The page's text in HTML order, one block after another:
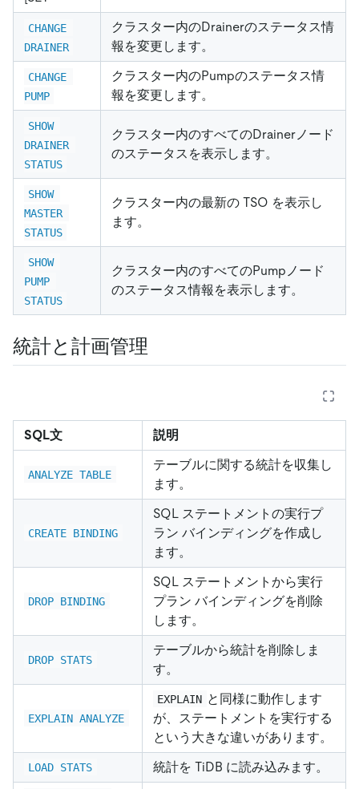
CHANGE
DRAINER
クラスター内のDrainerのステータス情
報を変更します。
CHANGE
PUMP
クラスター内のPumpのステータス情
報を変更します。
SHOW
DRAINER
STATUS
クラスター内のすべてのDrainerノード
のステータスを表示します。
SHOW
MASTER
STATUS
クラスター内の最新の TSO を表示し
ます。
SHOW
PUMP
STATUS
クラスター内のすべてのPumpノード
のステータス情報を表示します。
統計と計画管理
SQL文 説明
ANALYZE TABLE
テーブルに関する統計を収集し
ます。
CREATE BINDING
SQL ステートメントの実行プ
ラン バインディングを作成し
ます。
DROP BINDING
SQL ステートメントから実行
プラン バインディングを削除
します。
DROP STATS
テーブルから統計を削除しま
す。
EXPLAIN ANALYZE
EXPLAIN と同様に動作します
が、ステートメントを実行する
という大きな違いがあります。
LOAD STATS 統計を TiDB に読み込みます。